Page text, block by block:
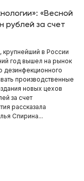
«Весной
рублей за счет
крупнейший в России
год вышел на рынок
дезинфекционного
производственные
новых цехов
за счет
рассказала
Спирина...